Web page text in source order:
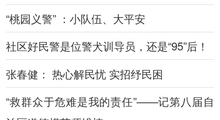
“桃园义警” ：小队伍、大平安
社区好民警是位警犬训导员，还是“95”后！
张春健： 热心解民忧 实招纾民困
“救群众于危难是我的责任”——记第八届自